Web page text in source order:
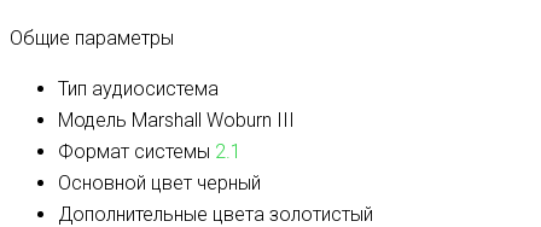
Общие параметры
Тип аудиосистема
Модель Marshall Woburn III
Формат системы 2.1
Основной цвет черный
Дополнительные цвета золотистый